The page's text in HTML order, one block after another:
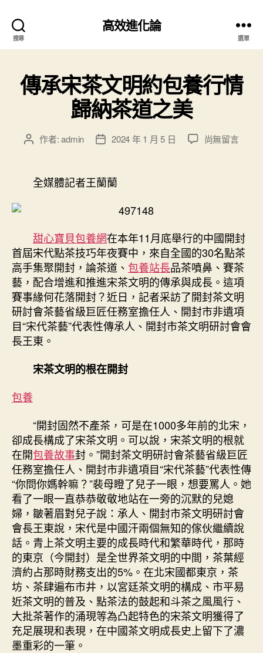
搜尋
高效進化論
選單
傳承宋茶文明約包養行情
歸納茶道之美
文
者
作者:admin
文
佈
日
2024 年 1 月 5 日
在
包
養
行
情
歸
納
茶
道
尚無留言
全媒體記者王蘭蘭
甜心寶貝包養網在本年11月底舉行的中國開封
首屆宋代點茶技巧年夜賽中，來自全國的30名點茶
高手集聚開封，論茶道、 包養站長品茶噴鼻、賽茶
藝，配合增進和推進宋茶文明的傳承與成長。這項
賽事緣何花落開封？近日，記者采訪了開封茶文明
研討會茶藝省級巨匠任務室擔任人、開封市非遺項
目“宋代茶藝”代表性傳承人、開封市茶文明研討會會
長王東。
宋茶文明的根在開封
包養
“開封固然不產茶，可是在1000多年前的北宋，
卻成長構成了宋茶文明。可以說，宋茶文明的根就
在開包養故事封。”開封茶文明研討會茶藝省級巨匠
任務室擔任人、開封市非遺項目“宋代茶藝”代表性傳
“你問你媽幹嘛？”裴母瞪了兒子一眼，想要罵人。她
看了一眼一直恭恭敬敬地站在一旁的沉默的兒媳
婦，皺著眉對兒子說：承人、開封市茶文明研討會
會長王東說，宋代是中國汗兩個無知的傢伙繼續說
話。青上茶文明主要的成長時代和繁華時代，那時
的東京（今開封）是全世界茶文明的中間，茶葉經
濟約占那時財務支出的5%。在北宋國都東京，茶
坊、茶肆遍布市井，以宮廷茶文明的構成、市平易
近茶文明的普及、點茶法的鼓起和斗茶之風風行、
大批茶著作的涌現等為凸起特色的宋茶文明獲得了
充足展現和表現，在中國茶文明成長史上留下了濃
墨重彩的一筆。